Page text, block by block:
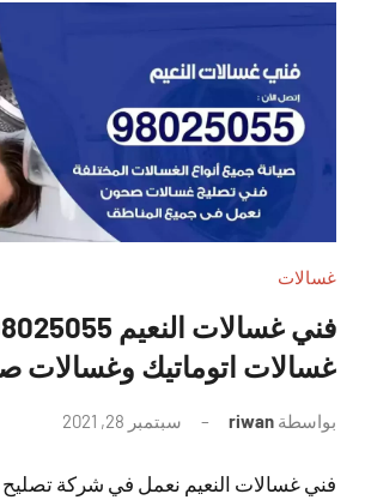
غسالات
غسالات اتوماتيك وغسالات
بواسطة riwan سبتمبر 28, 2021
تعليقات
فني غسالات النعيم نعمل في شركة تصليح